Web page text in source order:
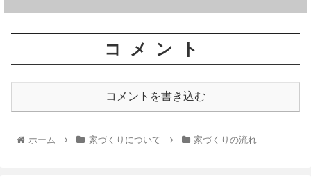
コメント
コメントを書き込む
ホーム 家づくりについて 家づくりの流れ